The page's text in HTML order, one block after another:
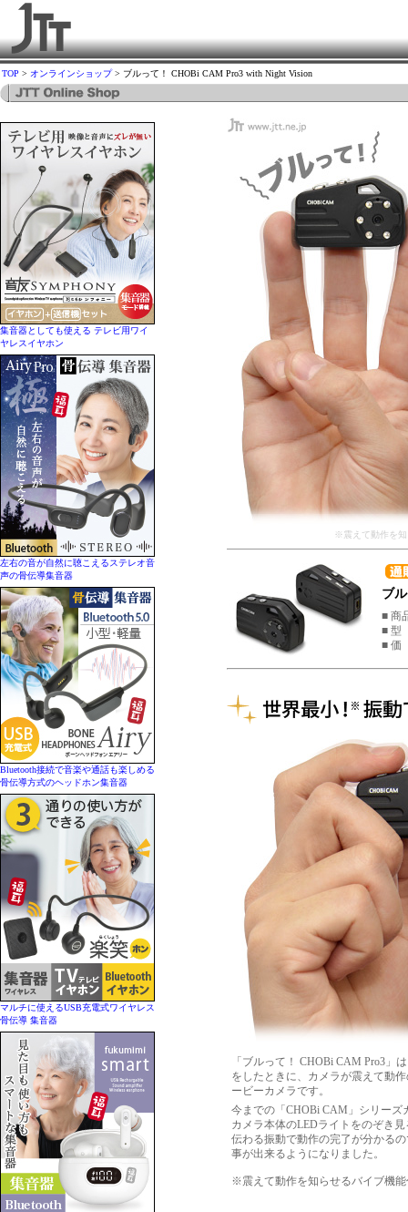
TOP > オンラインショップ> ブルって！ CHOBi CAM Pro3 with Night Vision
集音器としても使える テレビ用ワイ
ヤレスイヤホン
左右の音が自然に聴こえるステレオ音
声の骨伝導集音器
Bluetooth接続で音楽や通話も楽しめる
骨伝導方式のヘッドホン集音器
マルチに使えるUSB充電式ワイヤレス
骨伝導 集音器
※震えて動作を知
ブ
■ 商
■ 型
■ 価
「ブルって！ CHOBi CAM Pro3」
をしたときに、カメラが震えて動
ービーカメラです。
今までの「CHOBi CAM」シリー
カメラ本体のLEDライトをのぞき
伝わる振動で動作の完了が分かる
事が出来るようになりました。
※震えて動作を知らせるバイブ機